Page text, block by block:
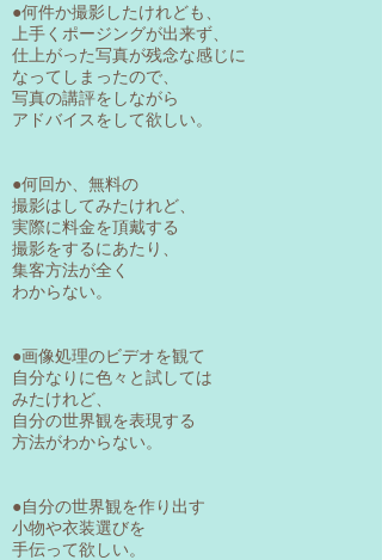
●何件か撮影したけれども、
上手くポージングが出来ず、
仕上がった写真が残念な感じに
なってしまったので、
写真の講評をしながら
アドバイスをして欲しい。
●何回か、無料の
撮影はしてみたけれど、
実際に料金を頂戴する
撮影をするにあたり、
集客方法が全く
​わからない。
●画像処理のビデオを観て
自分なりに色々と試しては
みたけれど、
自分の世界観を表現する
方法がわからない。
●自分の世界観を作り出す
小物や衣装選びを
手伝って欲しい。